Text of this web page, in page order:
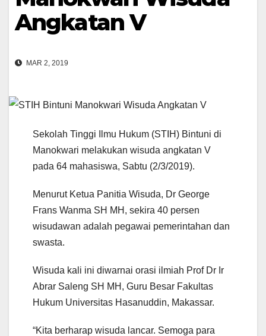
Angkatan V
MAR 2, 2019
Sekolah Tinggi Ilmu Hukum (STIH) Bintuni di
Manokwari melakukan wisuda angkatan V
pada 64 mahasiswa, Sabtu (2/3/2019).
Menurut Ketua Panitia Wisuda, Dr George
Frans Wanma SH MH, sekira 40 persen
wisudawan adalah pegawai pemerintahan dan
swasta.
Wisuda kali ini diwarnai orasi ilmiah Prof Dr Ir
Abrar Saleng SH MH, Guru Besar Fakultas
Hukum Universitas Hasanuddin, Makassar.
“Kita berharap wisuda lancar. Semoga para